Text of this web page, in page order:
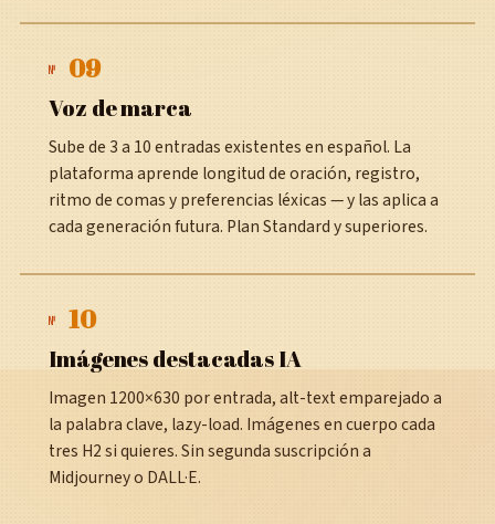
№ 09
Voz de marca
Sube de 3 a 10 entradas existentes en español. La
plataforma aprende longitud de oración, registro,
ritmo de comas y preferencias léxicas — y las aplica a
cada generación futura. Plan Standard y superiores.
№ 10
Imágenes destacadas IA
Imagen 1200×630 por entrada, alt-text emparejado a
la palabra clave, lazy-load. Imágenes en cuerpo cada
tres H2 si quieres. Sin segunda suscripción a
Midjourney o DALL·E.